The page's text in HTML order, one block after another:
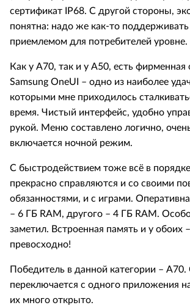
сертификат IP68. С другой стороны,
понятна: надо же как-то поддерживать
приемлемом для потребителей уровне.
Как у А70, так и у А50, есть фирменная
Samsung OneUI – одно из наиболее
которыми мне приходилось
время. Чистый интерфейс, удобно
рукой. Меню составлено логично,
включается ночной режим.
С быстродействием тоже всё в
прекрасно справляются и со своими
обязанностями, и с играми.
– 6 ГБ RAM, другого – 4 ГБ RAM.
заметил. Встроенная память и у обоих
превосходно!
Победитель в данной категории –
переключается с одного приложения
их много открыто.